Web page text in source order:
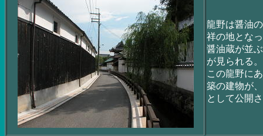
龍野は醤油
祥の地とな
醤油蔵が並
が見られる
この龍野に
築の建物が
として公開